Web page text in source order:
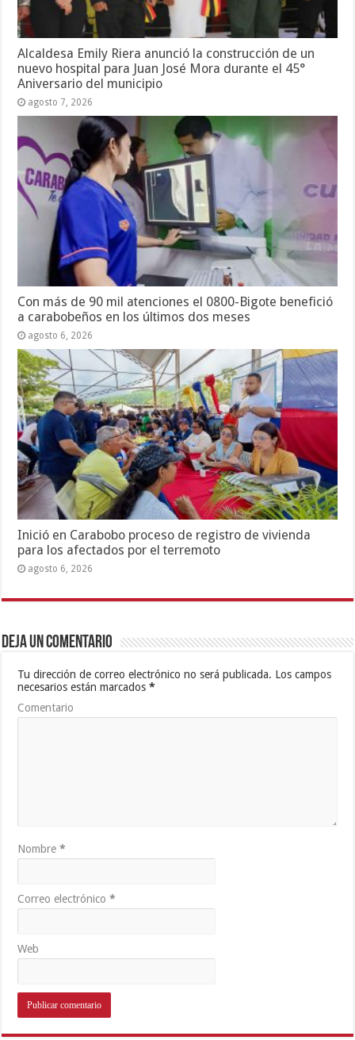
Alcaldesa Emily Riera anunció la construcción de un
nuevo hospital para Juan José Mora durante el 45°
Aniversario del municipio
agosto 7, 2026
Con más de 90 mil atenciones el 0800-Bigote benefició
a carabobeños en los últimos dos meses
agosto 6, 2026
Inició en Carabobo proceso de registro de vivienda
para los afectados por el terremoto
agosto 6, 2026
Deja un comentario
Tu dirección de correo electrónico no será publicada. Los campos
necesarios están marcados*
Comentario
Nombre*
Correo electrónico*
Web